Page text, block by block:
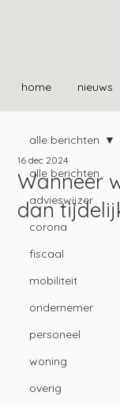
home nieuws
alle berichten
advieswijzer
corona
fiscaal
mobiliteit
ondernemer
personeel
woning
overig
alle berichten
Wanneer
dan
16 dec 2024